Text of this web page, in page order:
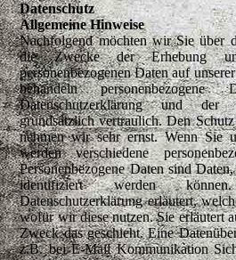
Datenschutz
Allgemeine Hinweise
Nachfolgend möchten wir Sie über
die Zwecke der Erhebung
personenbezogenen Daten auf
behandeln
Datenschutzerklärung und der
grundsätzlich vertraulich. Den
nehmen wir sehr ernst. Wenn Sie
werden verschiedene
Personenbezogene Daten sind
identifiziert werden
Datenschutzerklärung erläutert,
wofür wir diese nutzen. Sie erläutert
Zweck das geschieht. Eine
z.B. bei E-Mail Kommunikation